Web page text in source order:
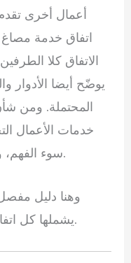
أعمال أخرى
اتفاق خدمة
الاتفاق كلا
يوضّح أيضا الأدوار
المحتملة. ومن
خدمات الأعمال
سوء الفهم، ويضمن إقامة علاقة عمل سلسة.
وهنا دليل
يشملها كل اتفاق من اتفاقات الخدمات التجارية.